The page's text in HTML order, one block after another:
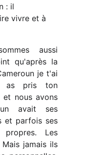
: il
vivre et à
aussi
qu'après la
je t'ai
as pris ton
et nous avons
avait ses
et parfois ses
propres. Les
jamais ils